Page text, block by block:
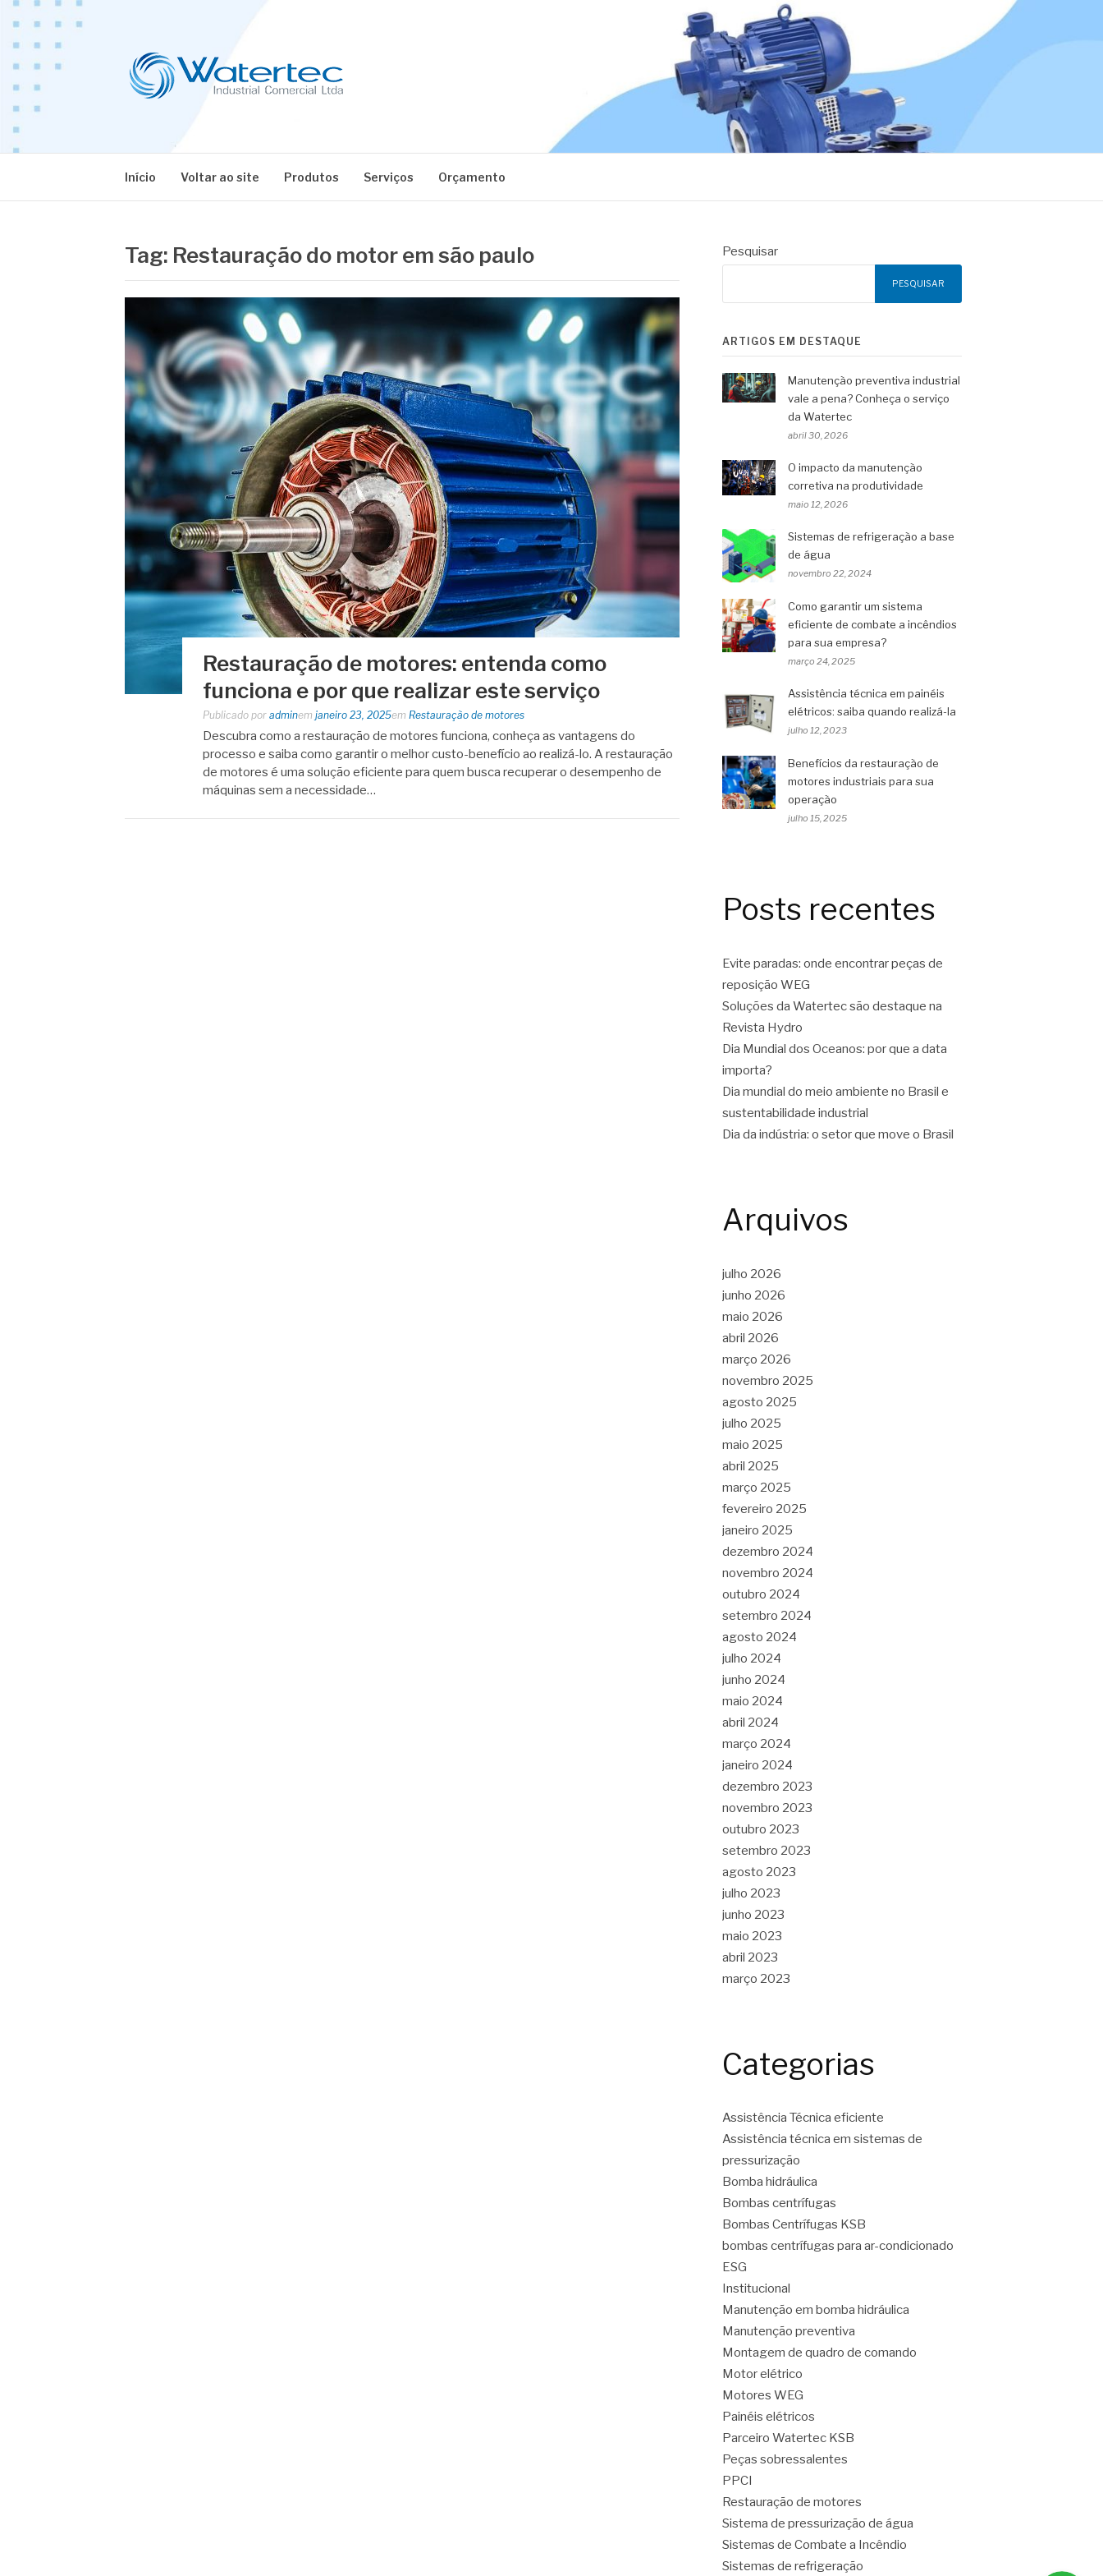
Pular
para
conteúdo
Início Voltar ao site Produtos Serviços Orçamento
Tag: Restauração do motor em são paulo
Restauração de motores: entenda como
funciona e por que realizar este serviço
Publicado por adminem janeiro 23, 2025em Restauração de motores
Descubra como a restauração de motores funciona, conheça as vantagens do
processo e saiba como garantir o melhor custo-benefício ao realizá-lo. A restauração
de motores é uma solução eficiente para quem busca recuperar o desempenho de
máquinas sem a necessidade…
Pesquisar
PESQUISAR
ARTIGOS EM DESTAQUE
Manutenção preventiva industrial
vale a pena? Conheça o serviço
da Watertec
abril 30, 2026
O impacto da manutenção
corretiva na produtividade
maio 12, 2026
Sistemas de refrigeração a base
de água
novembro 22, 2024
Como garantir um sistema
eficiente de combate a incêndios
para sua empresa?
março 24, 2025
Assistência técnica em painéis
elétricos: saiba quando realizá-la
julho 12, 2023
Benefícios da restauração de
motores industriais para sua
operação
julho 15, 2025
Posts recentes
Evite paradas: onde encontrar peças de
reposição WEG
Soluções da Watertec são destaque na
Revista Hydro
Dia Mundial dos Oceanos: por que a data
importa?
Dia mundial do meio ambiente no Brasil e
sustentabilidade industrial
Dia da indústria: o setor que move o Brasil
Arquivos
julho 2026
junho 2026
maio 2026
abril 2026
março 2026
novembro 2025
agosto 2025
julho 2025
maio 2025
abril 2025
março 2025
fevereiro 2025
janeiro 2025
dezembro 2024
novembro 2024
outubro 2024
setembro 2024
agosto 2024
julho 2024
junho 2024
maio 2024
abril 2024
março 2024
janeiro 2024
dezembro 2023
novembro 2023
outubro 2023
setembro 2023
agosto 2023
julho 2023
junho 2023
maio 2023
abril 2023
março 2023
Categorias
Assistência Técnica eficiente
Assistência técnica em sistemas de
pressurização
Bomba hidráulica
Bombas centrífugas
Bombas Centrífugas KSB
bombas centrífugas para ar-condicionado
ESG
Institucional
Manutenção em bomba hidráulica
Manutenção preventiva
Montagem de quadro de comando
Motor elétrico
Motores WEG
Painéis elétricos
Parceiro Watertec KSB
Peças sobressalentes
PPCI
Restauração de motores
Sistema de pressurização de água
Sistemas de Combate a Incêndio
Sistemas de refrigeração